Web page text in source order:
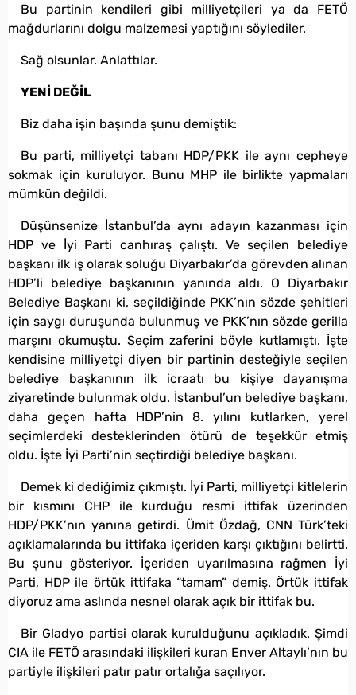
Bu partinin kendileri gibi milliyetçileri ya da FETÖ
mağdurlarını dolgu malzemesi yaptığını söylediler.
Sağ olsunlar. Anlattılar.
YENİ DEĞİL
Biz daha işin başında şunu demiştik:
Bu parti, milliyetçi tabanı HDP/PKK ile aynı cepheye
sokmak için kuruluyor. Bunu MHP ile birlikte yapmaları
mümkün değildi.
Düşünsenize İstanbul’da aynı adayın kazanması için
HDP ve İyi Parti canhıraş çalıştı. Ve seçilen belediye
başkanı ilk iş olarak soluğu Diyarbakır’da görevden alınan
HDP’li belediye başkanının yanında aldı. O Diyarbakır
Belediye Başkanı ki, seçildiğinde PKK’nın sözde şehitleri
için saygı duruşunda bulunmuş ve PKK’nın sözde gerilla
marşını okumuştu. Seçim zaferini böyle kutlamıştı. İşte
kendisine milliyetçi diyen bir partinin desteğiyle seçilen
belediye başkanının ilk icraatı bu kişiye dayanışma
ziyaretinde bulunmak oldu. İstanbul’un belediye başkanı,
daha geçen hafta HDP’nin 8. yılını kutlarken, yerel
seçimlerdeki desteklerinden ötürü de teşekkür etmiş
oldu. İşte İyi Parti’nin seçtirdiği belediye başkanı.
Demek ki dediğimiz çıkmıştı. İyi Parti, milliyetçi kitlelerin
bir kısmını CHP ile kurduğu resmi ittifak üzerinden
HDP/PKK’nın yanına getirdi. Ümit Özdağ, CNN Türk’teki
açıklamalarında bu ittifaka içeriden karşı çıktığını belirtti.
Bu şunu gösteriyor. İçeriden uyarılmasına rağmen İyi
Parti, HDP ile örtük ittifaka “tamam” demiş. Örtük ittifak
diyoruz ama aslında nesnel olarak açık bir ittifak bu.
Bir Gladyo partisi olarak kurulduğunu açıkladık. Şimdi
CIA ile FETÖ arasındaki ilişkileri kuran Enver Altaylı’nın bu
partiyle ilişkileri patır patır ortalığa saçılıyor.